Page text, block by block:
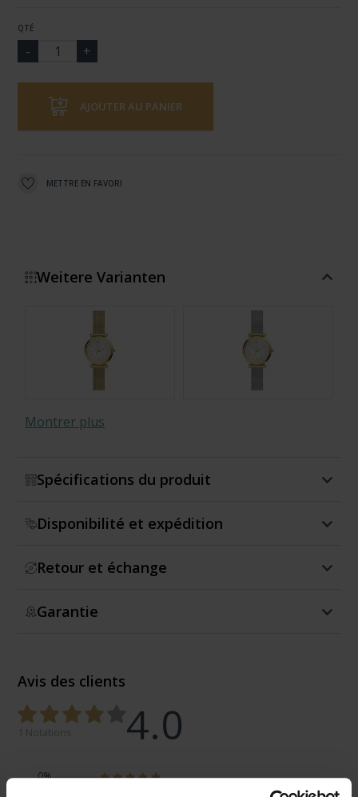
QTÉ
AJOUTER AU PANIER
METTRE EN FAVORI
Weitere Varianten
Montrer plus
Spécifications du produit
Disponibilité et expédition
Retour et échange
Garantie
Avis des clients
4.0
0%